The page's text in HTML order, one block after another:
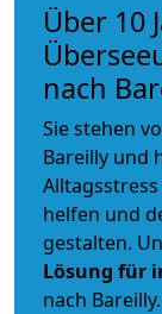
Über 10
nach
Sie stehen
Bareilly und
helfen und
gestalten.
Lösung für
nach Bareilly.